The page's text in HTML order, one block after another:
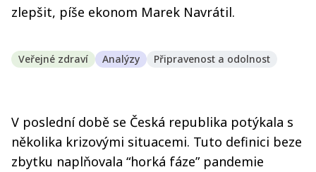
zlepšit, píše ekonom Marek Navrátil.
Veřejné zdraví Analýzy Připravenost a odolnost
V poslední době se Česká republika potýkala s
několika krizovými situacemi. Tuto definici beze
zbytku naplňovala “horká fáze” pandemie